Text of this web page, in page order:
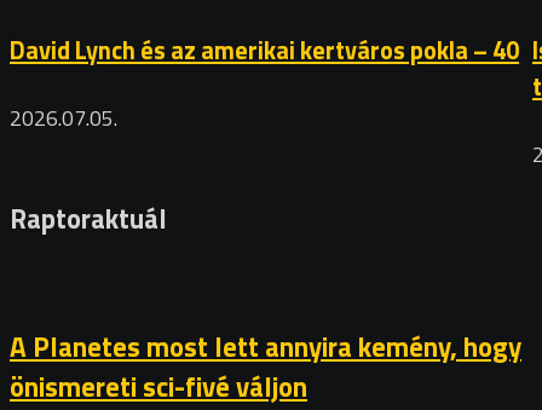
David Lynch és az amerikai kertváros pokla – 40
2026.07.05.
Raptoraktuál
A Planetes most lett annyira kemény, hogy
önismereti sci-fivé váljon